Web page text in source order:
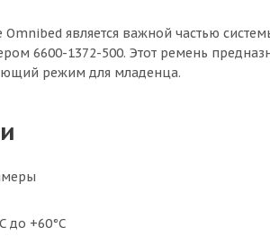
является важной частью
6600-1372-500. Этот ремень
режим для младенца.
до +60°C